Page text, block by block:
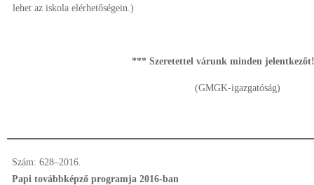
lehet az iskola elérhetőségein.)
*** Szeretettel várunk minden
(GMGK-igazgatóság)
Szám: 628–2016.
Papi továbbképző programja 2016-ban